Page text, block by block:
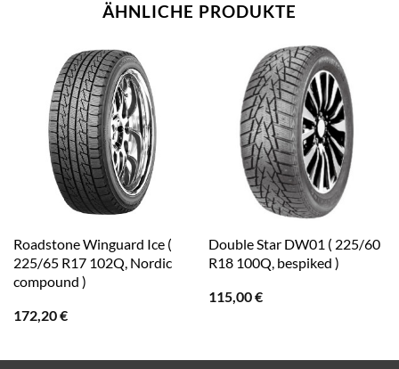
ÄHNLICHE PRODUKTE
Roadstone Winguard Ice (
225/65 R17 102Q, Nordic
compound )
172,20€
Double Star DW01 ( 225/60
R18 100Q, bespiked )
115,00€